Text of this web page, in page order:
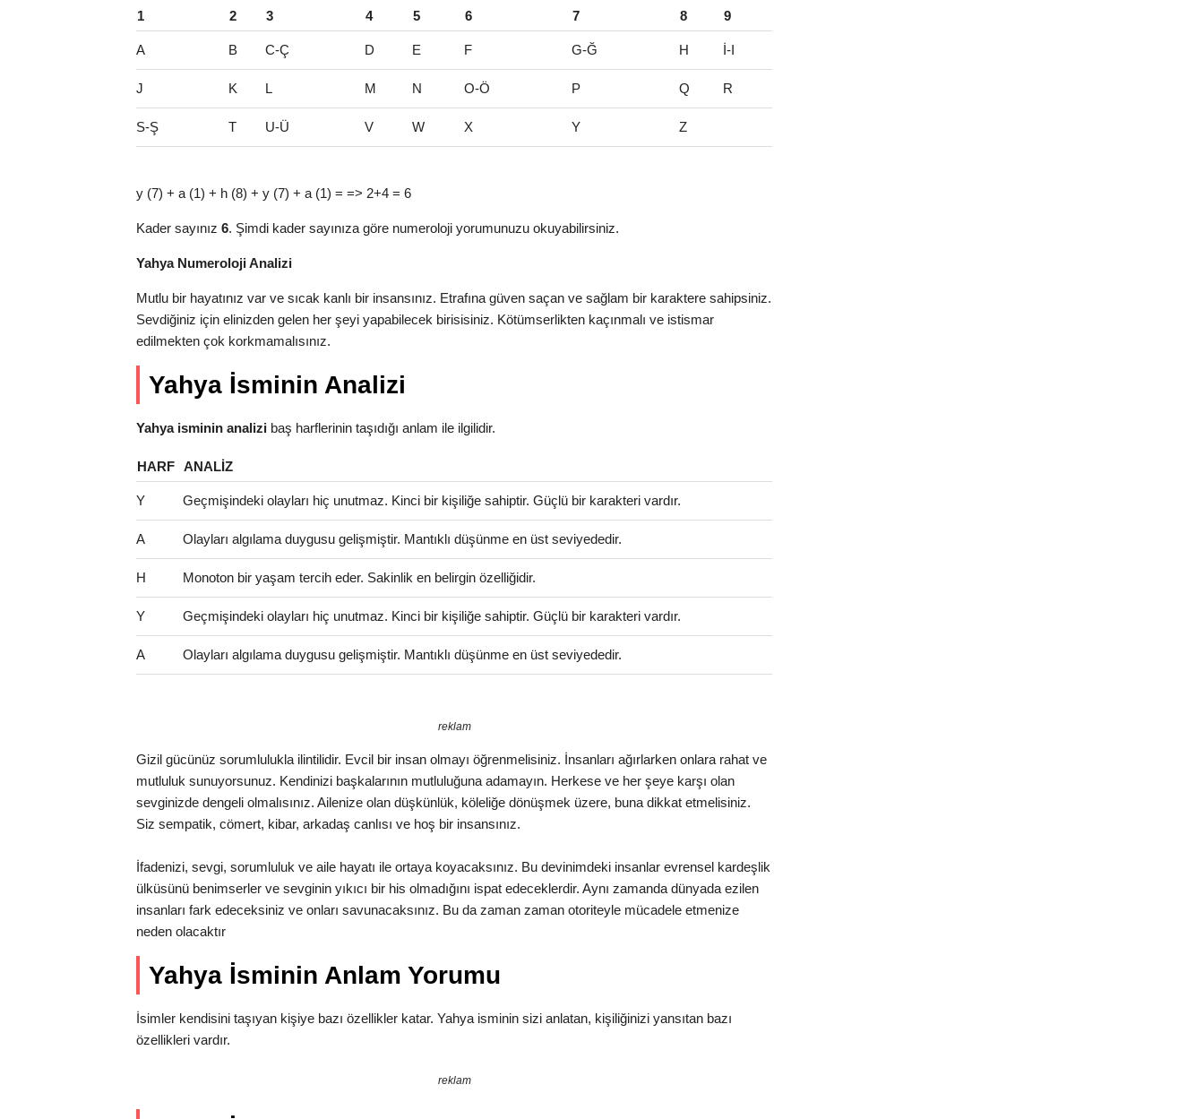
1 2 3 4 5 6 7 8 9
A B C-Ç D E F G-Ğ H İ-I
J K L M N O-Ö P Q R
S-Ş T U-Ü V W X Y Z
y (7) + a (1) + h (8) + y (7) + a (1) = => 2+4 = 6
Kader sayınız 6. Şimdi kader sayınıza göre numeroloji yorumunuzu okuyabilirsiniz.
Yahya Numeroloji Analizi
Mutlu bir hayatınız var ve sıcak kanlı bir insansınız. Etrafına güven saçan ve sağlam bir karaktere sahipsiniz.
Sevdiğiniz için elinizden gelen her şeyi yapabilecek birisisiniz. Kötümserlikten kaçınmalı ve istismar
edilmekten çok korkmamalısınız.
Yahya İsminin Analizi
Yahya isminin analizi baş harflerinin taşıdığı anlam ile ilgilidir.
HARF ANALIZ
Y Geçmişindeki olayları hiç unutmaz. Kinci bir kişiliğe sahiptir. Güçlü bir karakteri vardır.
A Olayları algılama duygusu gelişmiştir. Mantıklı düşünme en üst seviyededir.
H Monoton bir yaşam tercih eder. Sakinlik en belirgin özelliğidir.
Y Geçmişindeki olayları hiç unutmaz. Kinci bir kişiliğe sahiptir. Güçlü bir karakteri vardır.
A Olayları algılama duygusu gelişmiştir. Mantıklı düşünme en üst seviyededir.
reklam
Gizil gücünüz sorumlulukla ilintilidir. Evcil bir insan olmayı öğrenmelisiniz. İnsanları ağırlarken onlara rahat ve
mutluluk sunuyorsunuz. Kendinizi başkalarının mutluluğuna adamayın. Herkese ve her şeye karşı olan
sevginizde dengeli olmalısınız. Ailenize olan düşkünlük, köleliğe dönüşmek üzere, buna dikkat etmelisiniz.
Siz sempatik, cömert, kibar, arkadaş canlısı ve hoş bir insansınız.
İfadenizi, sevgi, sorumluluk ve aile hayatı ile ortaya koyacaksınız. Bu devinimdeki insanlar evrensel kardeşlik
ülküsünü benimserler ve sevginin yıkıcı bir his olmadığını ispat edeceklerdir. Aynı zamanda dünyada ezilen
insanları fark edeceksiniz ve onları savunacaksınız. Bu da zaman zaman otoriteyle mücadele etmenize
neden olacaktır
Yahya İsminin Anlam Yorumu
İsimler kendisini taşıyan kişiye bazı özellikler katar. Yahya isminin sizi anlatan, kişiliğinizi yansıtan bazı
özellikleri vardır.
reklam